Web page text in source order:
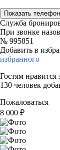
Показать телефон
Служба
При звонке
№ 995851
Добавить в
избранного
Гостям нравится
130 человек
Пожаловаться
8 000 ₽